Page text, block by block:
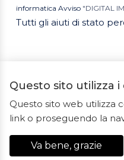
informatica Avviso "DIGITAL
Tutti gli aiuti di stato
Questo sito utilizza i
Questo sito web utilizza
link o proseguendo la
Va bene, grazie